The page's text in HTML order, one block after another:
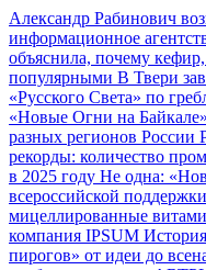
Александр Рабинович
информационное
объяснила, почему
популярными В Твери
«Русского Света» по
«Новые Огни на
разных регионов России
рекорды: количество
в 2025 году Не одна:
всероссийской
мицеллированные
компания IPSUM
пирогов» от идеи до